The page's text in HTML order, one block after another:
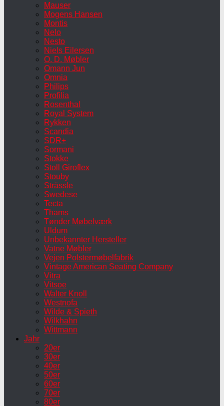
Mauser
Mogens Hansen
Montis
Nelo
Nesto
Niels Eilersen
O. D. Møbler
Omann Jun
Omnia
Philips
Profilia
Rosenthal
Royal System
Rykken
Scandia
SDR+
Sormani
Stokke
Stoll Giroflex
Stouby
Strässle
Swedese
Tecta
Thams
Tønder Møbelværk
Uldum
Unbekannter Hersteller
Vatne Møbler
Vejen Polstermøbelfabrik
Vintage American Seating Company
Vitra
Vitsoe
Walter Knoll
Westnofa
Wilde & Spieth
Wilkhahn
Wittmann
Jahr
20er
30er
40er
50er
60er
70er
80er